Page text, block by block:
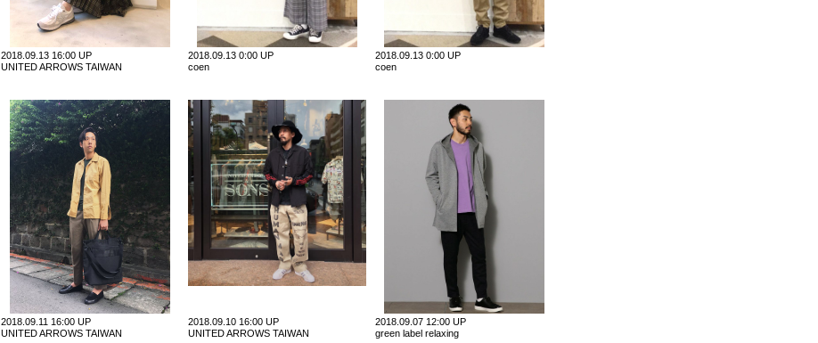
2018.09.13 16:00 UP
UNITED ARROWS TAIWAN
2018.09.13 0:00 UP
coen
2018.09.13 0:00 UP
coen
2018.09.11 16:00 UP
UNITED ARROWS TAIWAN
2018.09.10 16:00 UP
UNITED ARROWS TAIWAN
2018.09.07 12:00 UP
green label relaxing